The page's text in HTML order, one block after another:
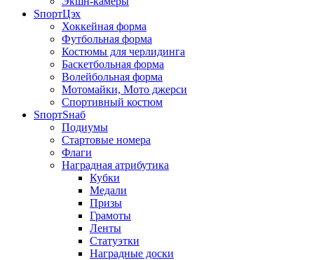
SпортЦэх
Хоккейная форма
Футбольная форма
Костюмы для черлидинга
Баскетбольная форма
Волейбольная форма
Мотомайки, Мото джерси
Спортивный костюм
SпортSнаб
Подиумы
Стартовые номера
Флаги
Наградная атрибутика
Кубки
Медали
Призы
Грамоты
Ленты
Статуэтки
Наградные доски